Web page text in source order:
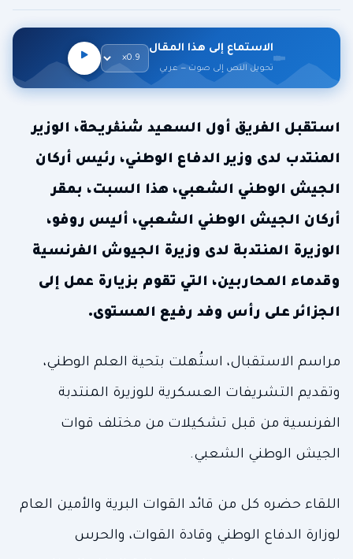
الاستماع إلى هذا المقال
تحويل النص إلى صوت — عربي
استقبل الفريق أول السعيد شنڨريحة، الوزير
المنتدب لدى وزير الدفاع الوطني، رئيس أركان
الجيش الوطني الشعبي، هذا السبت، بمقر
أركان الجيش الوطني الشعبي، أليس روفو،
الوزيرة المنتدبة لدى وزيرة الجيوش الفرنسية
وقدماء المحاربين، التي تقوم بزيارة عمل إلى
الجزائر على رأس وفد رفيع المستوى.
مراسم الاستقبال، استُهلت بتحية العلم الوطني،
وتقديم التشريفات العسكرية للوزيرة المنتدبة
الفرنسية من قبل تشكيلات من مختلف قوات
الجيش الوطني الشعبي.
اللقاء حضره كل من قائد القوات البرية والأمين العام
لوزارة الدفاع الوطني وقادة القوات، والحرس